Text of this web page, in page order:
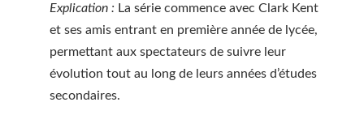
Explication : La série commence avec Clark Kent
et ses amis entrant en première année de lycée,
permettant aux spectateurs de suivre leur
évolution tout au long de leurs années d’études
secondaires.